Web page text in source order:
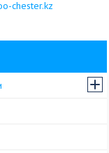
chester.kz